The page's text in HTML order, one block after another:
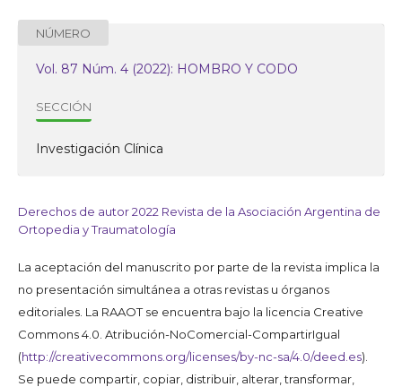
NÚMERO
Vol. 87 Núm. 4 (2022): HOMBRO Y CODO
SECCIÓN
Investigación Clínica
Derechos de autor 2022 Revista de la Asociación Argentina de
Ortopedia y Traumatología
La aceptación del manuscrito por parte de la revista implica la
no presentación simultánea a otras revistas u órganos
editoriales. La RAAOT se encuentra bajo la licencia Creative
Commons 4.0. Atribución-NoComercial-CompartirIgual
(http://creativecommons.org/licenses/by-nc-sa/4.0/deed.es).
Se puede compartir, copiar, distribuir, alterar, transformar,